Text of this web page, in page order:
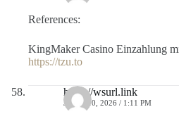
References:
KingMaker Casino Einzahlung
https://tzu.to
https://wsurl.link
JULIO 10, 2026 / 1:11 PM